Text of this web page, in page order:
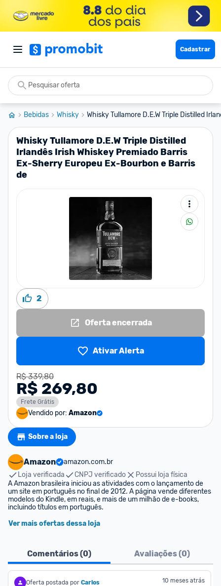
Cadastrar
Bebidas Whisky Whisky Tullamore D.E.W Triple Distilled
Whisky Tullamore D.E.W Triple Distilled
Irlandês Irish Whiskey Premiado Barris
Ex-Sherry Europeu Ex-Bourbon e Barris
de
2
Oferta encerrada
Ativar Alerta
R$ 339,80
R$ 269,80
Frete Grátis
Vendido por: Amazon
Sobre a loja
Amazon
amazon.com.br
Loja verificada
CNPJ verificado
Possui loja física
A Amazon brasileira iniciou as atividades com o lançamento de
um site em português no final de 2012. A página vende diferentes
modelos do Kindle, em reais, e mais de um milhão de e-books,
incluindo títulos em português.
Ver mais ofertas dessa loja
Comentários (0) Avaliações (0)
Oferta postada por Carlos 10 meses atrás